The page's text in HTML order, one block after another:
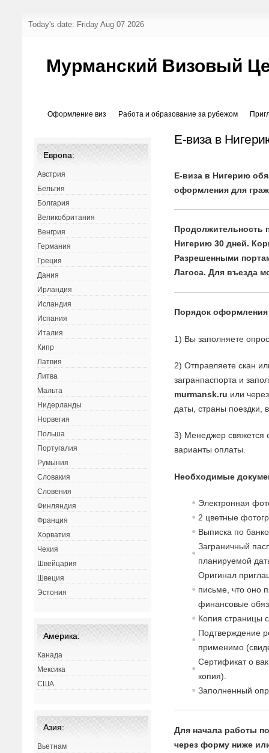
Today's date: Friday Aug 07 2026
Мурманский Визовый
Оформление виз Работа и образование за рубежом
Е-виза в
Е-виза в Нигерию
оформления для
Продолжительность
Нигерию 30 дней.
Разрешенными
Лагоса. Для въезда
Порядок
1) Вы заполняете
2) Отправляете скан
загранпаспорта и
murmansk.ru или
даты, страны поездки,
3) Менеджер свяжется
варианты оплаты.
Необходимые
Электронная
2 цветные
Выписка по
Заграничный
планируемой
Оригинал
письме, что оно
финансовые
Копия страницы
Подтверждение
применимо
Сертификат о
копия).
Заполненный
Для начала работы
через форму ниже
Европа:
Австрия
Бельгия
Болгария
Великобритания
Венгрия
Германия
Греция
Дания
Ирландия
Исландия
Испания
Италия
Кипр
Латвия
Литва
Мальта
Нидерланды
Норвегия
Польша
Португалия
Румыния
Словакия
Словения
Финляндия
Франция
Хорватия
Чехия
Швейцария
Швеция
Эстония
Америка:
Канада
Мексика
США
Азия:
Вьетнам